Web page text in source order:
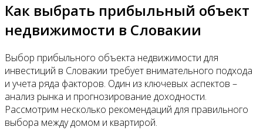
Как выбрать прибыльный объект
недвижимости в Словакии
Выбор прибыльного объекта недвижимости для
инвестиций в Словакии требует внимательного подхода
и учета ряда факторов. Один из ключевых аспектов –
анализ рынка и прогнозирование доходности.
Рассмотрим несколько рекомендаций для правильного
выбора между домом и квартирой.